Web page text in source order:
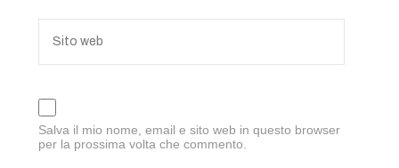
Salva il mio nome, email e sito web in questo browser
per la prossima volta che commento.